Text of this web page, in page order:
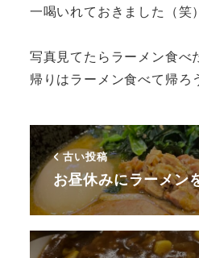
一喝いれておきました（笑）
写真見てたらラーメン食べ
帰りはラーメン食べて帰ろ
古い投稿
お昼休みにラーメン